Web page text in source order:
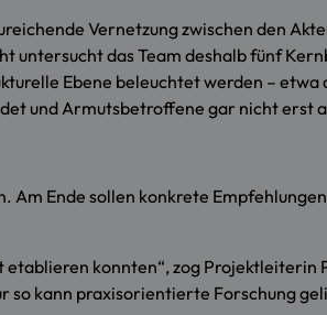
Vernetzung zwischen den
das Team deshalb fünf
Ebene beleuchtet werden –
und Armutsbetroffene gar nicht erst
Ende sollen konkrete
konnten“, zog Projektleiterin
so kann praxisorientierte Forschung